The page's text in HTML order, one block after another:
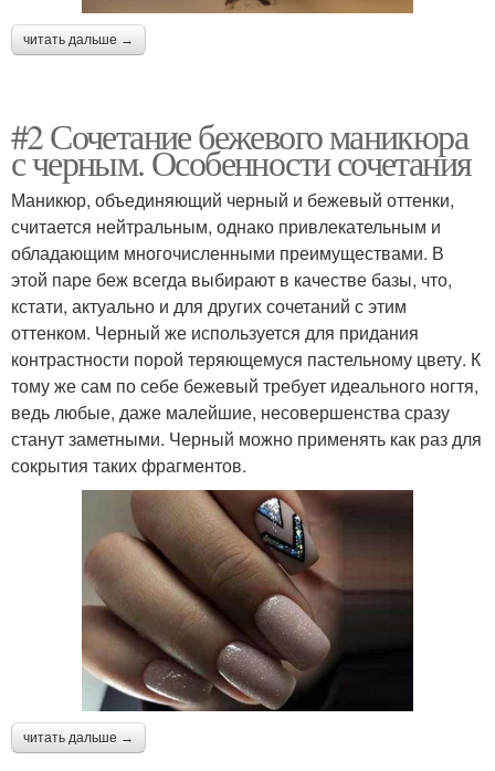
читать дальше →
#2 Сочетание бежевого маникюра
с черным. Особенности сочетания
Маникюр, объединяющий черный и бежевый оттенки,
считается нейтральным, однако привлекательным и
обладающим многочисленными преимуществами. В
этой паре беж всегда выбирают в качестве базы, что,
кстати, актуально и для других сочетаний с этим
оттенком. Черный же используется для придания
контрастности порой теряющемуся пастельному цвету. К
тому же сам по себе бежевый требует идеального ногтя,
ведь любые, даже малейшие, несовершенства сразу
станут заметными. Черный можно применять как раз для
сокрытия таких фрагментов.
читать дальше →